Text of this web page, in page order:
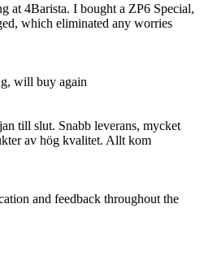
at 4Barista. I bought a ZP6 Special,
which eliminated any worries
will buy again
till slut. Snabb leverans, mycket
av hög kvalitet. Allt kom
and feedback throughout the